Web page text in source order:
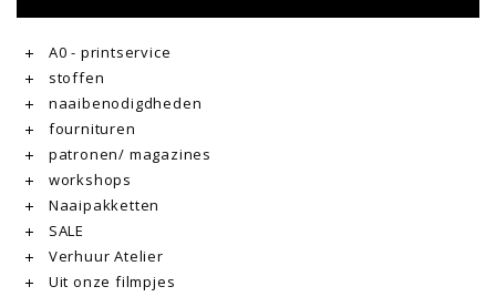
A0 - printservice
stoffen
naaibenodigdheden
fournituren
patronen/ magazines
workshops
Naaipakketten
SALE
Verhuur Atelier
Uit onze filmpjes